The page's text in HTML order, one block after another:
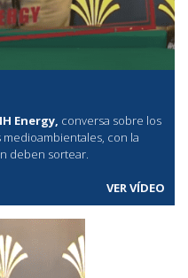
Energy, conversa sobre los
con la
deben sortear.
VER VÍDEO